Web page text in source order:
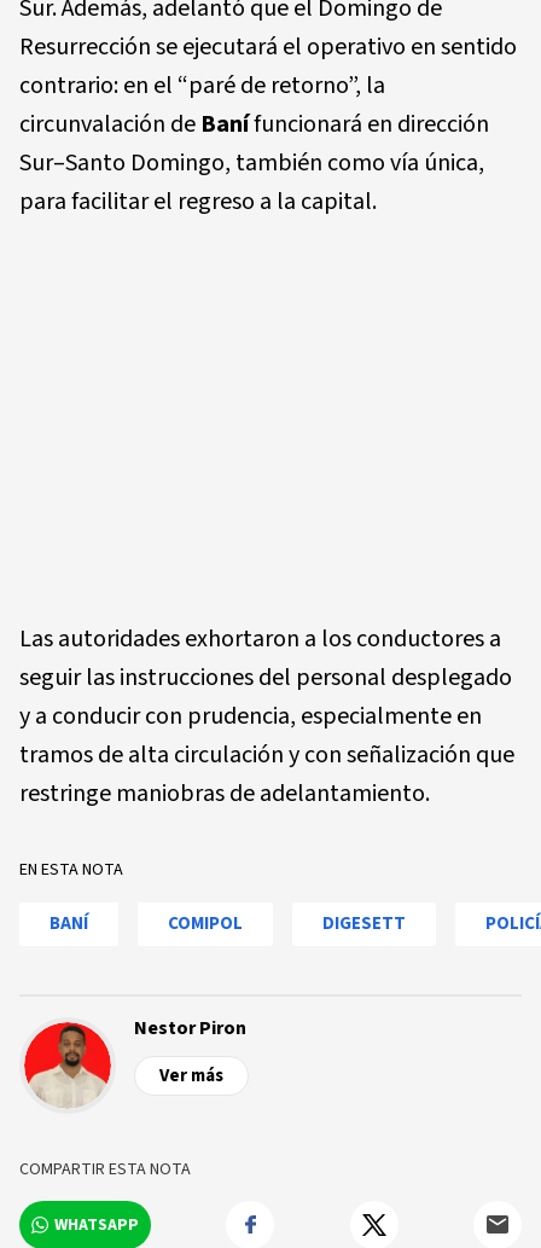
Sur. Además, adelantó que el Domingo de
Resurrección se ejecutará el operativo en sentido
contrario: en el “paré de retorno”, la
circunvalación de Banífuncionará en dirección
Sur–Santo Domingo, también como vía única,
para facilitar el regreso a la capital.
Las autoridades exhortaron a los conductores a
seguir las instrucciones del personal desplegado
y a conducir con prudencia, especialmente en
tramos de alta circulación y con señalización que
restringe maniobras de adelantamiento.
EN ESTA NOTA
BANÍ COMIPOL DIGESETT
Nestor Piron
Ver más
COMPARTIR ESTA NOTA
WHATSAPP